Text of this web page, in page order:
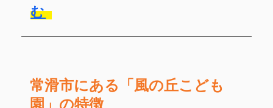
む
常滑市にある「風の丘こども
園」の特徴